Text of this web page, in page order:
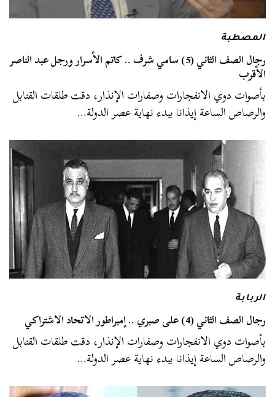
المصطبة
رجال الصف الثاني (5) سامي شرف .. كاتم الأسرار ورجل عبد الناصر
الأقرب
بأصوات دوي الانفجارات وصفارات الإنذار، دقت طلقات القنابل
والرصاص الساعة إيذانا ببدء نهاية عصر الدولة…
الربابة
رجال الصف الثاني (4) على صبري .. إمبراطور الاتحاد الاشتراكي
بأصوات دوي الانفجارات وصفارات الإنذار، دقت طلقات القنابل
والرصاص الساعة إيذانا ببدء نهاية عصر الدولة…